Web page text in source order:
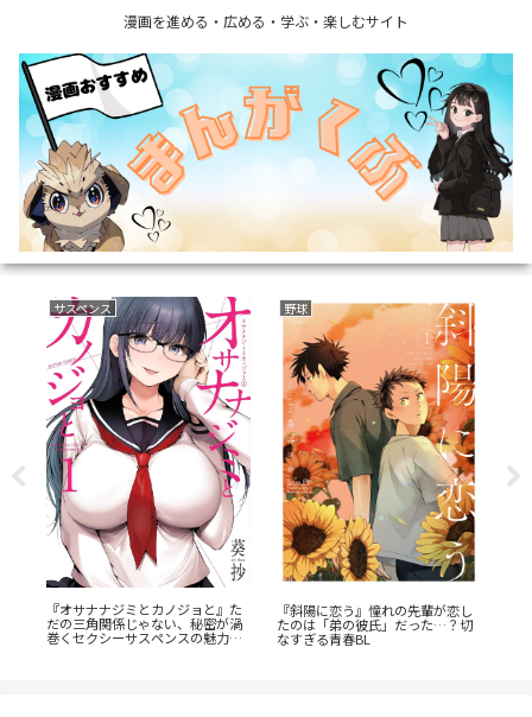
漫画を進める・広める・学ぶ・楽しむサイト
サスペンス
『オサナナジミとカノジョと』た
だの三角関係じゃない、秘密が渦
巻くセクシーサスペンスの魅力と
野球
『斜陽に恋う』憧れの先輩が恋し
たのは「弟の彼氏」だった…？切
なすぎる青春BL